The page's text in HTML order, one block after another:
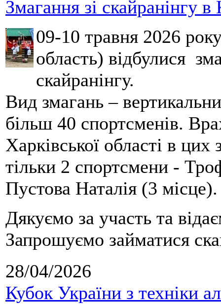
Змагання зі скайранінгу в
09-10 травня 2026
область) відбулися
скайранінгу.
Вид змагань –
більш 40 спортсменів.
Харківської області в
тільки 2 спортсмени -
Пустова Наталія (3 місце).
Дякуємо за участь та
Запрошуємо займатися
28/04/2026
Кубок України з техніки